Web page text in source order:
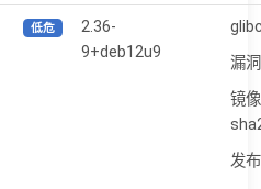
低危
2.36-
9+deb12u9
漏
镜
发